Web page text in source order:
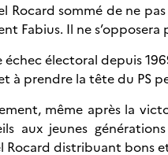
Rocard sommé de ne
Fabius. Il ne
électoral depuis
à prendre la tête du PS
même après la
aux jeunes
Rocard distribuant bons